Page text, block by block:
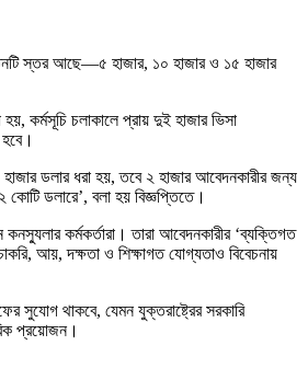
স্তর আছে—৫ হাজার, ১০ হাজার ও ১৫ হাজার
হয়, কর্মসূচি চলাকালে প্রায় দুই হাজার ভিসা
হাজার ডলার ধরা হয়, তবে ২ হাজার আবেদনকারীর জন্য
কোটি ডলারে’, বলা হয় বিজ্ঞপ্তিতে।
কনস্যুলার কর্মকর্তারা। তারা আবেদনকারীর ‘ব্যক্তিগত
আয়, দক্ষতা ও শিক্ষাগত যোগ্যতাও বিবেচনায়
সুযোগ থাকবে, যেমন যুক্তরাষ্ট্রের সরকারি
প্রয়োজন।